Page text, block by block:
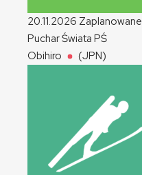
20.11.2026 Zaplanowane
Puchar Świata PŚ
Obihiro
(JPN)